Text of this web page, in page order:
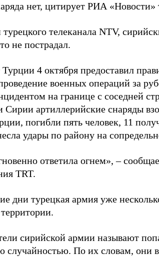
нет, цитирует РИА
телеканала NTV,
не пострадал.
4 октября предоставил
военных операций за
на границе с соседней
Сирии артиллерийские снаряды
погибли пять человек, 11
удары по району на
ответила огнем», –
TRT.
дни турецкая армия уже
сирийской армии называют
случайностью. По их словам, они